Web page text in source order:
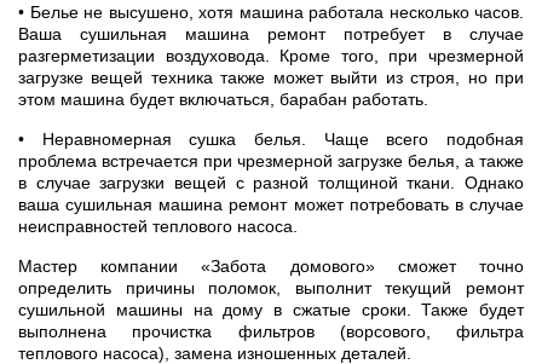
• Белье не высушено, хотя машина работала несколько часов.
Ваша сушильная машина ремонт потребует в случае
разгерметизации воздуховода. Кроме того, при чрезмерной
загрузке вещей техника также может выйти из строя, но при
этом машина будет включаться, барабан работать.
• Неравномерная сушка белья. Чаще всего подобная
проблема встречается при чрезмерной загрузке белья, а также
в случае загрузки вещей с разной толщиной ткани. Однако
ваша сушильная машина ремонт может потребовать в случае
неисправностей теплового насоса.
Мастер компании «Забота домового» сможет точно
определить причины поломок, выполнит текущий ремонт
сушильной машины на дому в сжатые сроки. Также будет
выполнена прочистка фильтров (ворсового, фильтра
теплового насоса), замена изношенных деталей.